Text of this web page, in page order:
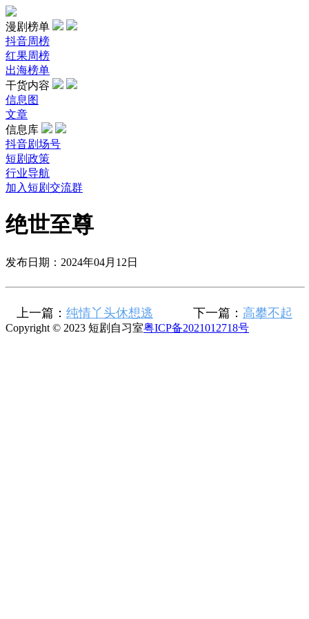
漫剧榜单
抖音周榜
红果周榜
出海榜单
干货内容
信息图
文章
信息库
抖音剧场号
短剧政策
行业导航
加入短剧交流群
绝世至尊
发布日期：2024年04月12日
上一篇： 纯情丫头休想逃 下一篇： 高攀不起
Copyright © 2023 短剧自习室粤ICP备2021012718号